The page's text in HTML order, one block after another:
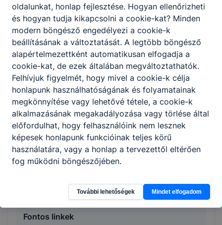
Cím
2660 Balassagyarmat, Régimalom út 2.
Nógrád Vármegyei SZC Táncsics
Mihály Technikum
Telefon
+36 32 411 898
Weboldal
Meglátogat
Cím
3100 Salgótarján, Május 1. út 58.
Fontos linkek
oldalunkat, honlap fejlesztése. Hogyan ellenőrizheti
és hogyan tudja kikapcsolni a cookie-kat? Minden
modern böngésző engedélyezi a cookie-k
beállításának a változtatását. A legtöbb böngésző
alapértelmezettként automatikusan elfogadja a
cookie-kat, de ezek általában megváltoztathatók.
Felhívjuk figyelmét, hogy mivel a cookie-k célja
honlapunk használhatóságának és folyamatainak
megkönnyítése vagy lehetővé tétele, a cookie-k
alkalmazásának megakadályozása vagy törlése által
előfordulhat, hogy felhasználóink nem lesznek
képesek honlapunk funkcióinak teljes körű
használatára, vagy a honlap a tervezettől eltérően
fog működni böngészőjében.
További lehetőségek Mindet elfogadom